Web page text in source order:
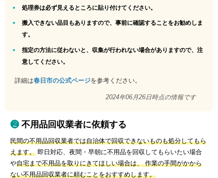
処理券は必ず見えるところに貼り付けてください。
搬入できない品目もありますので、事前に確認することをお勧めしま
す。
指定の方法に従わないと、収集が行われない場合がありますので、注
意してください。
詳細は春日市の公式ページを参考ください。
2024年06月26日時点の情報です
不用品回収業者に依頼する
民間の不用品回収業者では自治体で回収できないものも処分してもら
えます。即日対応、夜間・早朝に不用品を回収してもらいたい場合
や自宅まで不用品を取りにきてほしい場合は、 作業の手間がかから
ない不用品回収業者に頼むことをおすすめします。